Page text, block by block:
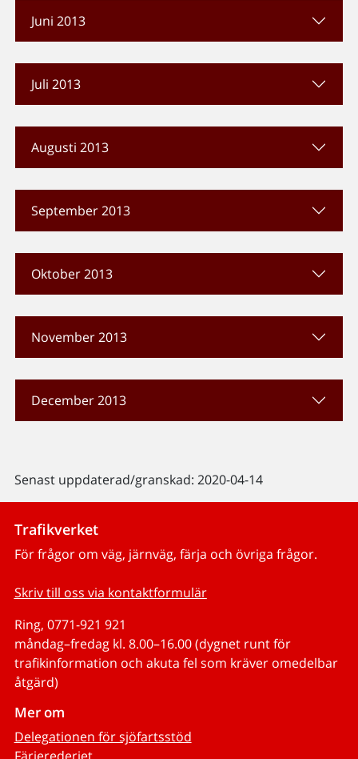
Juni 2013
Juli 2013
Augusti 2013
September 2013
Oktober 2013
November 2013
December 2013
Senast uppdaterad/granskad: 2020-04-14
Trafikverket
För frågor om väg, järnväg, färja och övriga frågor.
Skriv till oss via kontaktformulär
Ring, 0771-921 921
måndag–fredag kl. 8.00–16.00 (dygnet runt för
trafikinformation och akuta fel som kräver omedelbar
åtgärd)
Mer om
Delegationen för sjöfartsstöd